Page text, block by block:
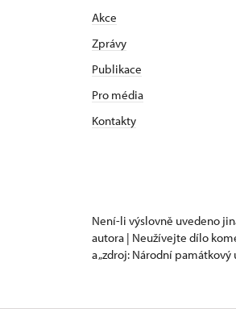
Akce
Zprávy
Publikace
Pro média
Kontakty
Není-li výslovně uvedeno
autora | Neužívejte dílo
a „zdroj: Národní památkový